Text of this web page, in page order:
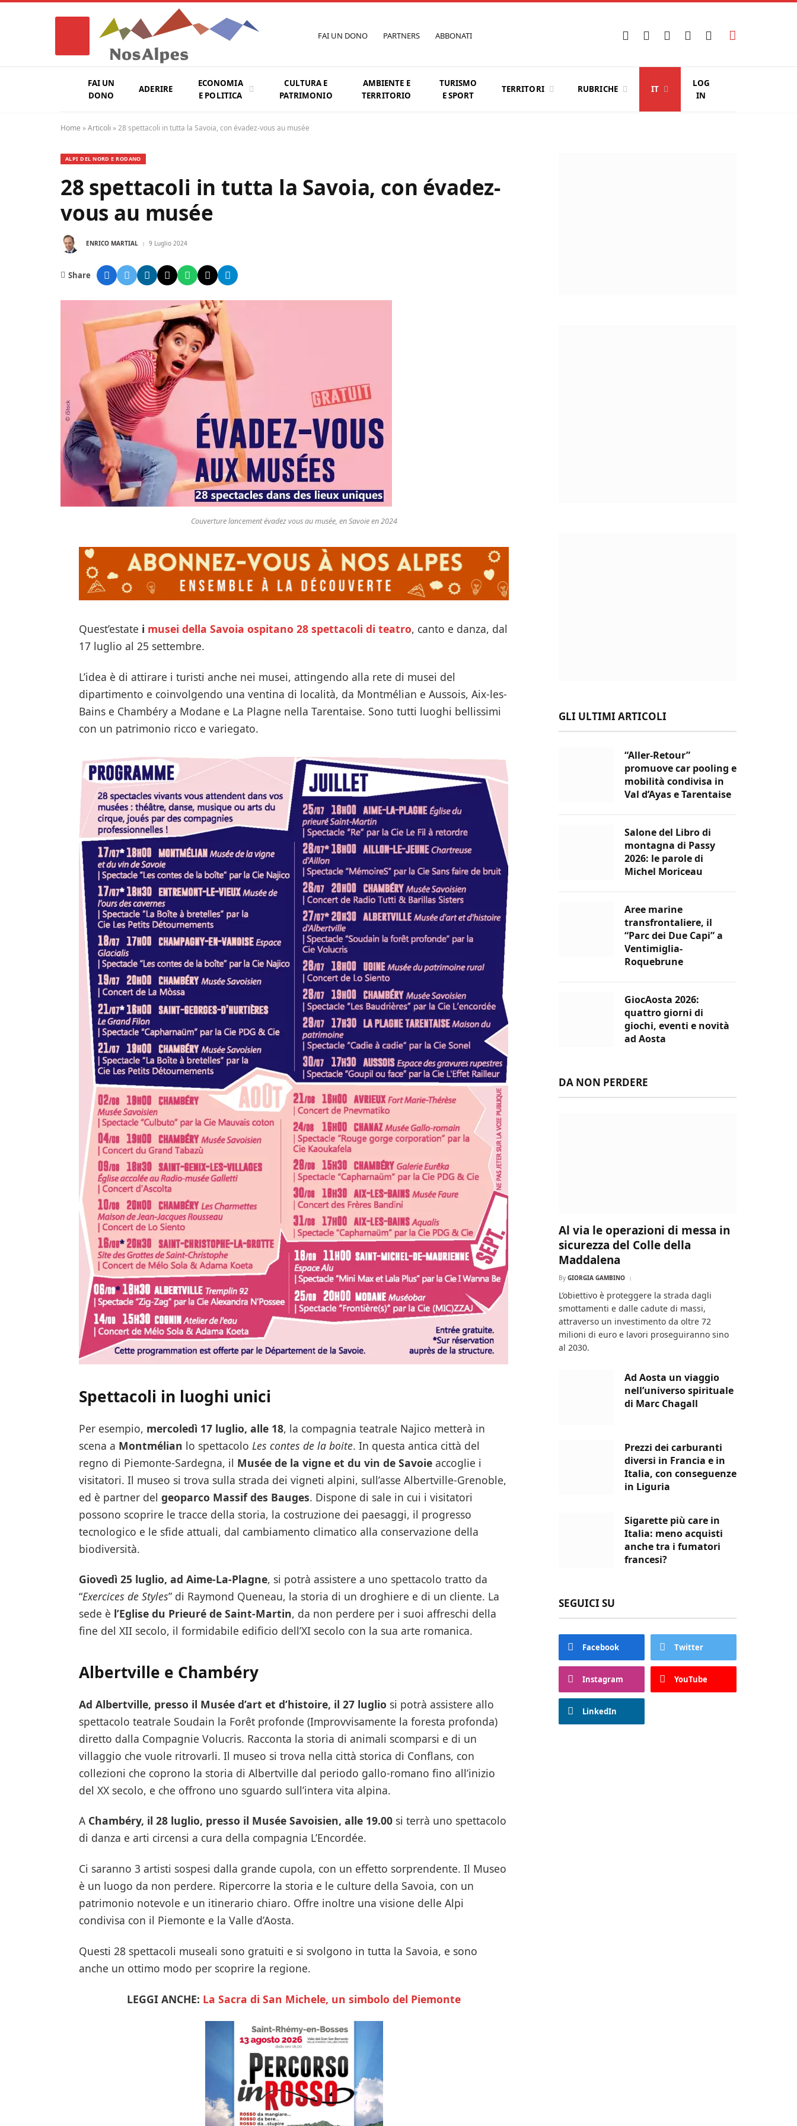
FAI UN DONO PARTNERS ABBONATI Facebook
X
Instagram
YouTubeLinkedIn
FAI UN
DONO
ADERIRE
ECONOMIA
E POLITICA
CULTURA E
PATRIMONIO
AMBIENTE E
TERRITORIO
TURISMO
E SPORT
TERRITORI RUBRICHE IT
LOG
IN
Home »Articoli »28 spettacoli in tutta la Savoia, con évadez-vous au musée
ALPI DEL NORD E RODANO
28 spettacoli in tutta la Savoia, con évadez-
vous au musée
ENRICO MARTIAL 9 Luglio 2024
Share
Couverture lancement évadez vous au musée, en Savoie en 2024
Quest’estate i musei della Savoia ospitano 28 spettacoli di teatro, canto e danza, dal
17 luglio al 25 settembre.
L’idea è di attirare i turisti anche nei musei, attingendo alla rete di musei del
dipartimento e coinvolgendo una ventina di località, da Montmélian e Aussois, Aix-les-
Bains e Chambéry a Modane e La Plagne nella Tarentaise. Sono tutti luoghi bellissimi
con un patrimonio ricco e variegato.
Spettacoli in luoghi unici
Per esempio, mercoledì 17 luglio, alle 18, la compagnia teatrale Najico metterà in
scena a Montmélian lo spettacolo Les contes de la boite. In questa antica città del
regno di Piemonte-Sardegna, il Musée de la vigne et du vin de Savoieaccoglie i
visitatori. Il museo si trova sulla strada dei vigneti alpini, sull’asse Albertville-Grenoble,
ed è partner del geoparco Massif des Bauges. Dispone di sale in cui i visitatori
possono scoprire le tracce della storia, la costruzione dei paesaggi, il progresso
tecnologico e le sfide attuali, dal cambiamento climatico alla conservazione della
biodiversità.
Giovedì 25 luglio, ad Aime-La-Plagne, si potrà assistere a uno spettacolo tratto da
“Exercices de Styles” di Raymond Queneau, la storia di un droghiere e di un cliente. La
sede è l’Eglise du Prieuré de Saint-Martin, da non perdere per i suoi affreschi della
fine del XII secolo, il formidabile edificio dell’XI secolo con la sua arte romanica.
Albertville e Chambéry
Ad Albertville, presso il Musée d’art et d’histoire, il 27 luglio si potrà assistere allo
spettacolo teatrale Soudain la Forêt profonde (Improvvisamente la foresta profonda)
diretto dalla Compagnie Volucris. Racconta la storia di animali scomparsi e di un
villaggio che vuole ritrovarli. Il museo si trova nella città storica di Conflans, con
collezioni che coprono la storia di Albertville dal periodo gallo-romano fino all’inizio
del XX secolo, e che offrono uno sguardo sull’intera vita alpina.
A Chambéry, il 28 luglio, presso il Musée Savoisien, alle 19.00 si terrà uno spettacolo
di danza e arti circensi a cura della compagnia L’Encordée.
Ci saranno 3 artisti sospesi dalla grande cupola, con un effetto sorprendente. Il Museo
è un luogo da non perdere. Ripercorre la storia e le culture della Savoia, con un
patrimonio notevole e un itinerario chiaro. Offre inoltre una visione delle Alpi
condivisa con il Piemonte e la Valle d’Aosta.
Questi 28 spettacoli museali sono gratuiti e si svolgono in tutta la Savoia, e sono
anche un ottimo modo per scoprire la regione.
LEGGI ANCHE: La Sacra di San Michele, un simbolo del Piemonte
GLI ULTIMI ARTICOLI
“Aller-Retour”
promuove car pooling e
mobilità condivisa in
Val d’Ayas e Tarentaise
Salone del Libro di
montagna di Passy
2026: le parole di
Michel Moriceau
Aree marine
transfrontaliere, il
“Parc dei Due Capi” a
Ventimiglia-
Roquebrune
GiocAosta 2026:
quattro giorni di
giochi, eventi e novità
ad Aosta
DA NON PERDERE
Al via le operazioni di messa in
sicurezza del Colle della
Maddalena
By GIORGIA GAMBINO
L’obiettivo è proteggere la strada dagli
smottamenti e dalle cadute di massi,
attraverso un investimento da oltre 72
milioni di euro e lavori proseguiranno sino
al 2030.
Ad Aosta un viaggio
nell’universo spirituale
di Marc Chagall
Prezzi dei carburanti
diversi in Francia e in
Italia, con conseguenze
in Liguria
Sigarette più care in
Italia: meno acquisti
anche tra i fumatori
francesi?
SEGUICI SU
Facebook Twitter
Instagram YouTube
LinkedIn